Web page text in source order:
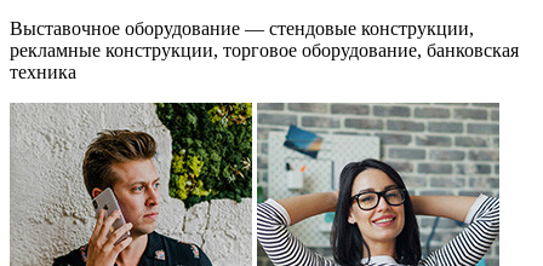
Выставочное оборудование — стендовые конструкции,
рекламные конструкции, торговое оборудование, банковская
техника